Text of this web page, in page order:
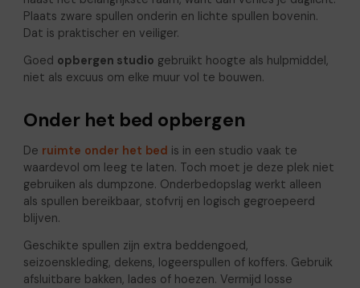
Plaats zware spullen onderin en lichte spullen bovenin.
Dat is praktischer en veiliger.
Goed opbergen studio gebruikt hoogte als hulpmiddel,
niet als excuus om elke muur vol te bouwen.
Onder het bed opbergen
De ruimte onder het bed is in een studio vaak te
waardevol om leeg te laten. Toch moet je deze plek niet
gebruiken als dumpzone. Onderbedopslag werkt alleen
als spullen bereikbaar, stofvrij en logisch gegroepeerd
blijven.
Geschikte spullen zijn extra beddengoed,
seizoenskleding, dekens, logeerspullen of koffers. Gebruik
afsluitbare bakken, lades of hoezen. Vermijd losse